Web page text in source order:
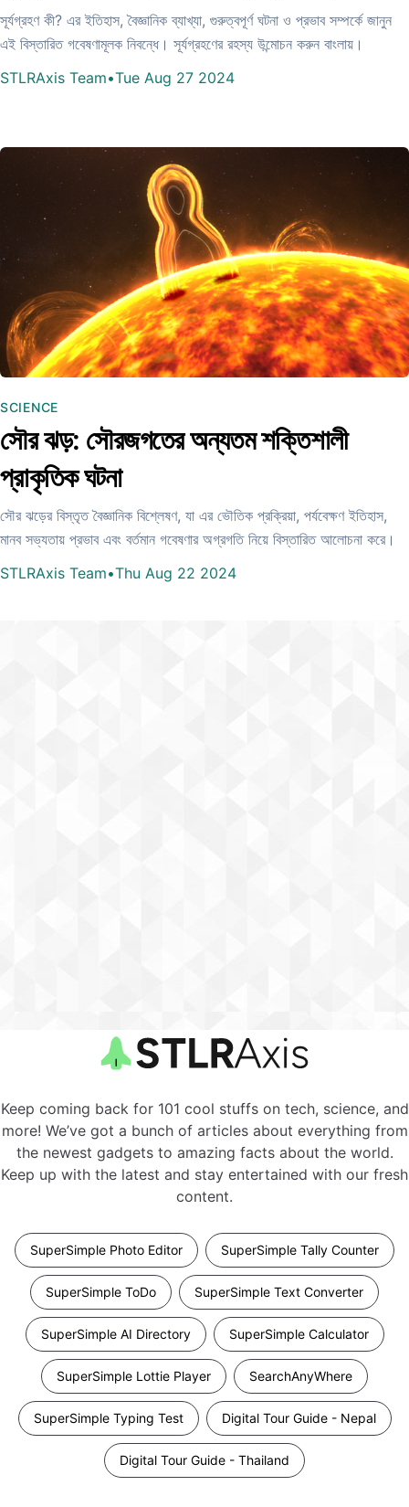
সূর্যগ্রহণ কী? এর ইতিহাস, বৈজ্ঞানিক ব্যাখ্যা, গুরুত্বপূর্ণ ঘটনা ও প্রভাব সম্পর্কে জানুন
এই বিস্তারিত গবেষণামূলক নিবন্ধে। সূর্যগ্রহণের রহস্য উন্মোচন করুন বাংলায়।
STLRAxis Team•Tue Aug 27 2024
SCIENCE
সৌর ঝড়: সৌরজগতের অন্যতম শক্তিশালী
প্রাকৃতিক ঘটনা
সৌর ঝড়ের বিস্তৃত বৈজ্ঞানিক বিশ্লেষণ, যা এর ভৌতিক প্রক্রিয়া, পর্যবেক্ষণ ইতিহাস,
মানব সভ্যতায় প্রভাব এবং বর্তমান গবেষণার অগ্রগতি নিয়ে বিস্তারিত আলোচনা করে।
STLRAxis Team•Thu Aug 22 2024
Keep coming back for 101 cool stuffs on tech, science, and
more! We’ve got a bunch of articles about everything from
the newest gadgets to amazing facts about the world.
Keep up with the latest and stay entertained with our fresh
content.
SuperSimple Photo Editor SuperSimple Tally Counter
SuperSimple ToDo SuperSimple Text Converter
SuperSimple AI Directory SuperSimple Calculator
SuperSimple Lottie Player SearchAnyWhere
SuperSimple Typing Test Digital Tour Guide - Nepal
Digital Tour Guide - Thailand